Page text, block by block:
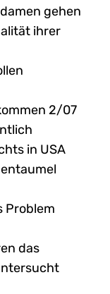
gehen
ihrer
2/07
in USA
Problem
das